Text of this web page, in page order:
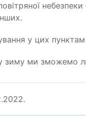
у цих
зиму ми зможемо